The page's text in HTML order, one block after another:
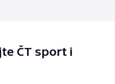
ČT sport i